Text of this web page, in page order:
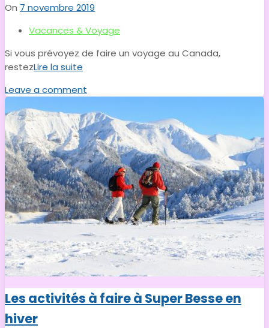
On 7 novembre 2019
Vacances & Voyage
Si vous prévoyez de faire un voyage au Canada,
restezLire la suite
Leave a comment
Les activités à faire à Super Besse en
hiver